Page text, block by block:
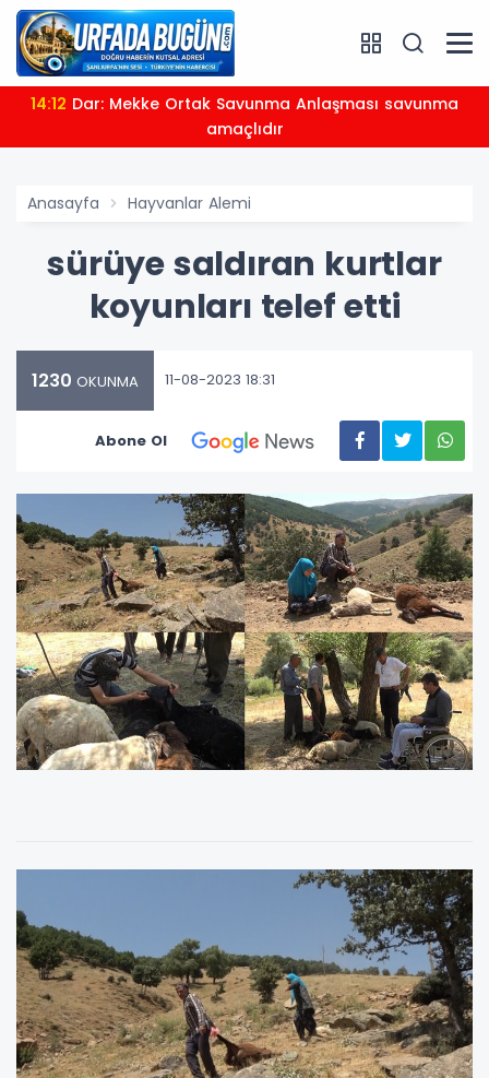
14:12
amaçlıdır
Anasayfa Hayvanlar Alemi
sürüye saldıran kurtlar
koyunları telef etti
1230 OKUNMA 11-08-2023 18:31
Abone Ol